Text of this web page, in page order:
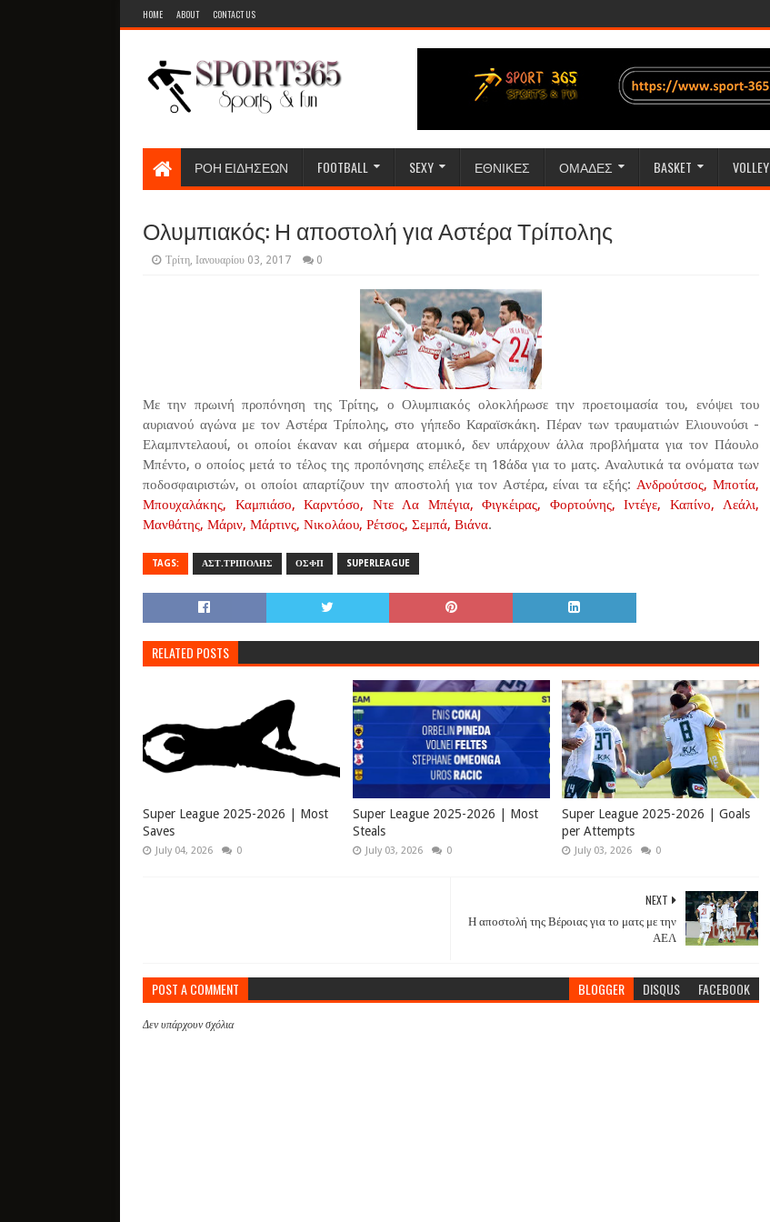
HOME ABOUT CONTACT US
ΡΟΗ ΕΙΔΗΣΕΩΝ FOOTBALL SEXY ΕΘΝΙΚΕΣ ΟΜΑΔΕΣ BASKET VOLLEY
Ολυμπιακός: Η αποστολή για Αστέρα Τρίπολης
Τρίτη, Ιανουαρίου 03, 2017 0
Με την πρωινή προπόνηση της Τρίτης, ο Ολυμπιακός ολοκλήρωσε την προετοιμασία του, ενόψει του
αυριανού αγώνα με τον Αστέρα Τρίπολης, στο γήπεδο Καραϊσκάκη. Πέραν των τραυματιών Ελιουνούσι -
Ελαμπντελαουί, οι οποίοι έκαναν και σήμερα ατομικό, δεν υπάρχουν άλλα προβλήματα για τον Πάουλο
Μπέντο, ο οποίος μετά το τέλος της προπόνησης επέλεξε τη 18άδα για το ματς. Αναλυτικά τα ονόματα των
ποδοσφαιριστών, οι οποίοι απαρτίζουν την αποστολή για τον Αστέρα, είναι τα εξής:Ανδρούτσος, Μποτία,
Μπουχαλάκης, Καμπιάσο, Καρντόσο, Ντε Λα Μπέγια, Φιγκέιρας, Φορτούνης, Ιντέγε, Καπίνο, Λεάλι,
Μανθάτης, Μάριν, Μάρτινς, Νικολάου, Ρέτσος, Σεμπά, Βιάνα.
TAGS: ΑΣΤ.ΤΡΙΠΟΛΗΣ ΟΣΦΠ SUPERLEAGUE
RELATED POSTS
Super League 2025-2026 | Most
Saves
July 04, 2026 0
Super League 2025-2026 | Most
Steals
July 03, 2026 0
Super League 2025-2026 | Goals
per Attempts
July 03, 2026 0
NEXT
Η αποστολή της Βέροιας για το ματς με την
ΑΕΛ
POST A COMMENT BLOGGER DISQUS FACEBOOK
Δεν υπάρχουν σχόλια